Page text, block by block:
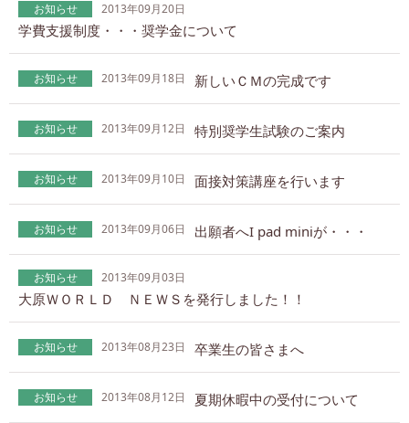
お知らせ 2013年09月20日
学費支援制度・・・奨学金について
お知らせ 2013年09月18日 新しいＣＭの完成です
お知らせ 2013年09月12日 特別奨学生試験のご案内
お知らせ 2013年09月10日 面接対策講座を行います
お知らせ 2013年09月06日 出願者へI pad miniが・・・
お知らせ 2013年09月03日
大原ＷＯＲＬＤ ＮＥＷＳを発行しました！！
お知らせ 2013年08月23日 卒業生の皆さまへ
お知らせ 2013年08月12日 夏期休暇中の受付について